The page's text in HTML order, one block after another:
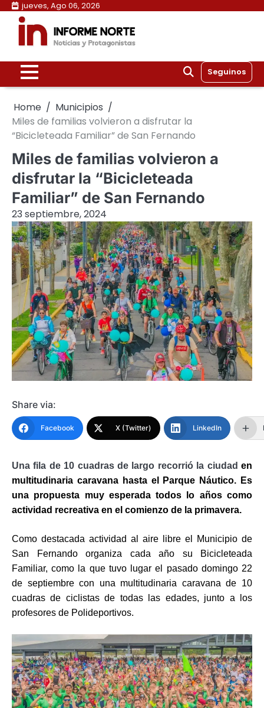
Skip
content
jueves, Ago 06, 2026
Seguinos
Home
Municipios
Miles de familias volvieron a disfrutar la
“Bicicleteada Familiar” de San Fernando
Miles de familias volvieron a
disfrutar la “Bicicleteada
Familiar” de San Fernando
23 septiembre, 2024
Share via:
Facebook X (Twitter) LinkedIn
Una fila de 10 cuadras de largo recorrió la ciudad en
multitudinaria caravana hasta el Parque Náutico. Es
una propuesta muy esperada todos lo años como
actividad recreativa en el comienzo de la primavera.
Como destacada actividad al aire libre el Municipio de
San Fernando organiza cada año su Bicicleteada
Familiar, como la que tuvo lugar el pasado domingo 22
de septiembre con una multitudinaria caravana de 10
cuadras de ciclistas de todas las edades, junto a los
profesores de Polideportivos.